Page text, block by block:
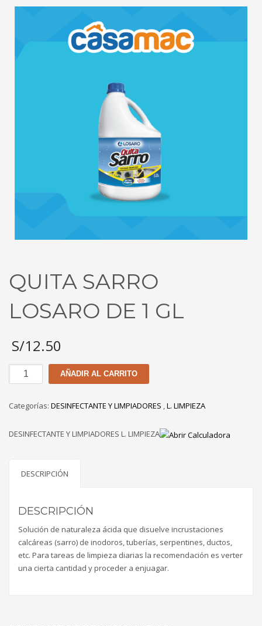
QUITA SARRO
LOSARO DE 1 GL
S/12.50
QUITA
SARRO
DE
GL
AÑADIR AL CARRITO
Categorías: DESINFECTANTE Y LIMPIADORES ,L. LIMPIEZA
DESINFECTANTE Y LIMPIADORES L. LIMPIEZA
DESCRIPCIÓN
DESCRIPCIÓN
Solución de naturaleza ácida que disuelve incrustaciones
calcáreas (sarro) de inodoros, tuberías, serpentines, ductos,
etc. Para tareas de limpieza diarias la recomendación es verter
una cierta cantidad y proceder a enjuagar.